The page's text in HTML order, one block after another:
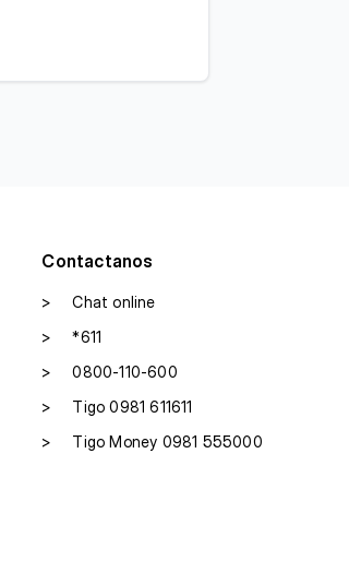
Contactanos
>
Chat online
>
*611
>
0800-110-600
>
Tigo 0981 611611
>
Tigo Money 0981 555000